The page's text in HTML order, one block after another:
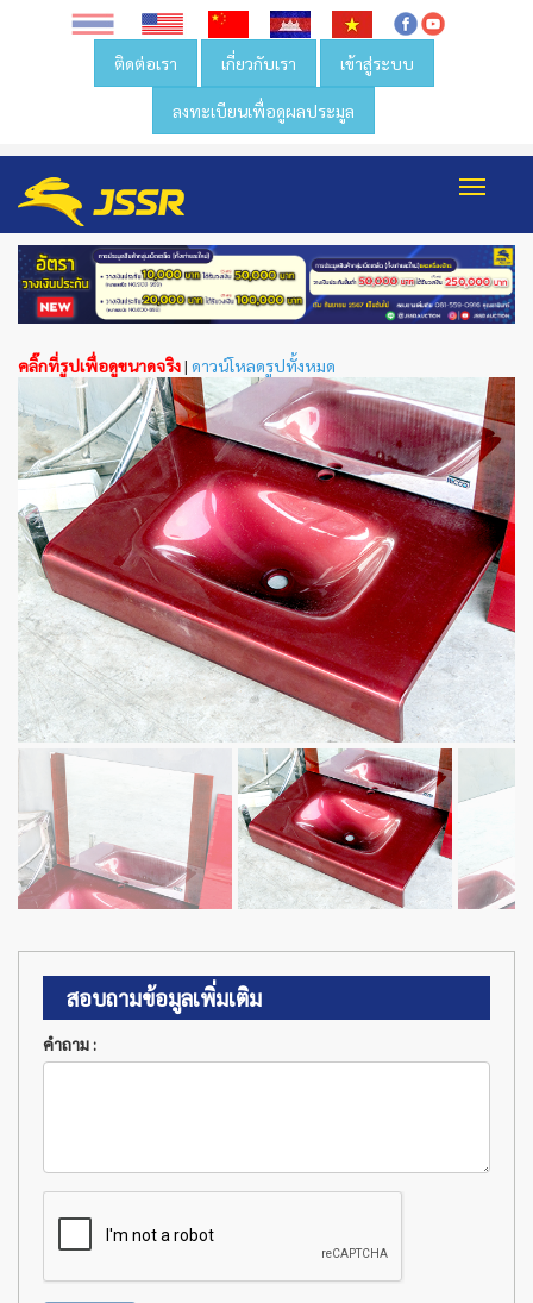
ติดต่อเรา เกี่ยวกับเรา เข้าสู่ระบบ
ลงทะเบียนเพื่อดูผลประมูล
คลิ๊กที่รูปเพื่อดูขนาดจริง| ดาวน์โหลดรูปทั้งหมด
สอบถามข้อมูลเพิ่มเติม
คำถาม :